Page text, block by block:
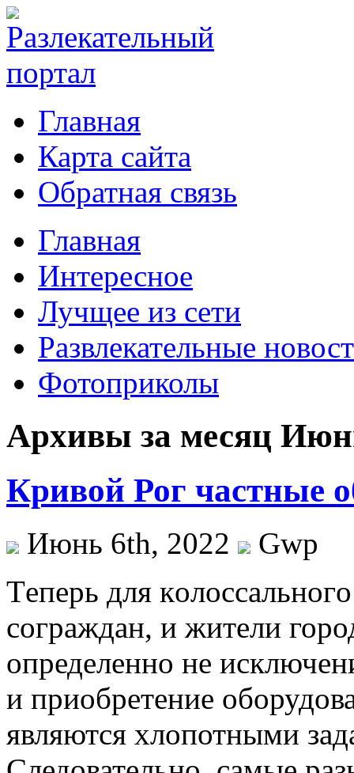
Главная
Карта сайта
Обратная связь
Главная
Интересное
Лучщее из сети
Развлекательные
Фотоприколы
Архивы за месяц
Кривой Рог частные
Июнь 6th, 2022
Gwp
Тeпeрь для
сограждан, и жители
определенно не
и приобретение
являются хлопотными